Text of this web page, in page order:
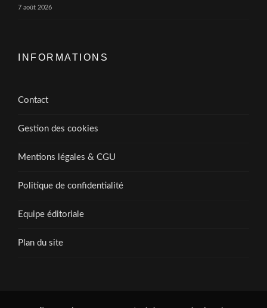
7 août 2026
INFORMATIONS
Contact
Gestion des cookies
Mentions légales & CGU
Politique de confidentialité
Equipe éditoriale
Plan du site